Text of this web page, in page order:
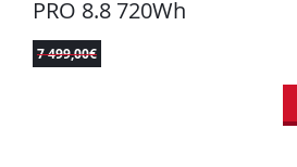
PRO 8.8 720Wh
7 499,00€